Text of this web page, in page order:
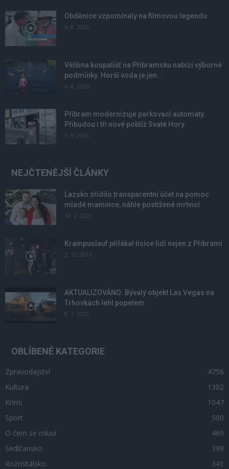
Obděnice vzpomínaly na filmovou legendu
6. 8. 2026
Většina koupališť na Příbramsku nabízí výborné
podmínky. Horší voda je jen...
4. 8. 2026
Příbram modernizuje parkovací automaty.
Přibudou i tři nové poblíž Svaté Hory
3. 8. 2026
NEJČTENĚJŠÍ ČLÁNKY
Lazsko zřídilo transparentní účet na pomoc
mladé mamince, náhle postižené mrtvicí
14. 2. 2023
Krampuslauf přilákal tisíce lidí nejen z Příbrami
2. 12. 2016
AKTUALIZOVÁNO: Bývalý objekt Las Vegas na
Trhovkách lehl popelem
8. 7. 2023
OBLÍBENÉ KATEGORIE
Zpravodajství
4756
Kultura
1302
Krimi
1047
Sport
500
O čem se mluví
469
Sedlčansko
398
Rožmitálsko
341